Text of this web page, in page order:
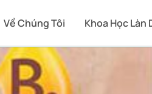
Về Chúng Tôi Khoa Học Làn